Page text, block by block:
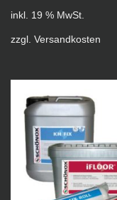
inkl. 19 % MwSt.
zzgl. Versandkosten